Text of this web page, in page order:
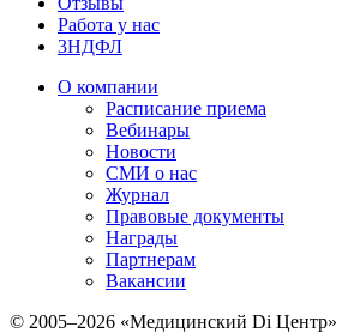
Работа у нас
3НДФЛ
О компании
Расписание приема
Вебинары
Новости
СМИ о нас
Журнал
Правовые документы
Награды
Партнерам
Вакансии
© 2005–2026 «Медицинский Di Центр»